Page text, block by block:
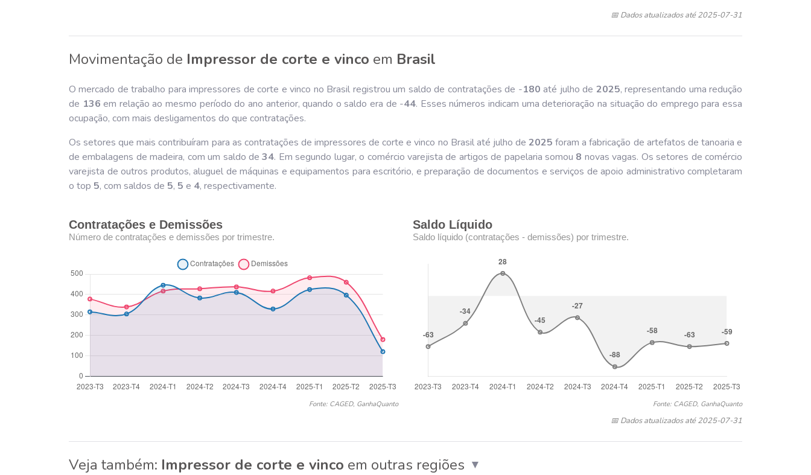
📅 Dados atualizados até 2025-07-31
Movimentação de Impressor de corte e vinco em Brasil
O mercado de trabalho para impressores de corte e vinco no Brasil registrou um saldo de contratações de -180 até julho de 2025, representando uma redução
de 136 em relação ao mesmo período do ano anterior, quando o saldo era de -44. Esses números indicam uma deterioração na situação do emprego para essa
ocupação, com mais desligamentos do que contratações.
Os setores que mais contribuíram para as contratações de impressores de corte e vinco no Brasil até julho de2025 foram a fabricação de artefatos de tanoaria e
de embalagens de madeira, com um saldo de34. Em segundo lugar, o comércio varejista de artigos de papelaria somou 8 novas vagas. Os setores de comércio
varejista de outros produtos, aluguel de máquinas e equipamentos para escritório, e preparação de documentos e serviços de apoio administrativo completaram
o top 5, com saldos de 5, 5 e 4, respectivamente.
Contratações e Demissões
Número de contratações e demissões por trimestre.
Fonte: CAGED, GanhaQuanto
Saldo Líquido
Saldo líquido (contratações - demissões) por trimestre.
Fonte: CAGED, GanhaQuanto
📅 Dados atualizados até 2025-07-31
Veja também: Impressor de corte e vinco em outras regiões ▼